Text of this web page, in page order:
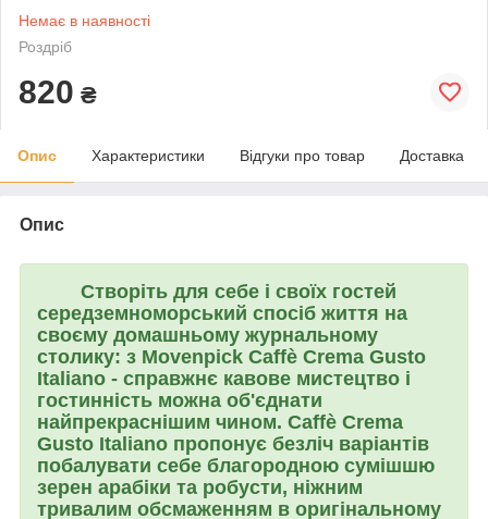
Немає в наявності
Роздріб
820 ₴
Опис Характеристики Відгуки про товар Доставка
Опис
Створіть для себе і своїх гостей
середземноморський спосіб життя на
своєму домашньому журнальному
столику: з Movenpick Caffè Crema Gusto
Italiano - справжнє кавове мистецтво і
гостинність можна об'єднати
найпрекраснішим чином. Caffè Crema
Gusto Italiano пропонує безліч варіантів
побалувати себе благородною сумішшю
зерен арабіки та робусти, ніжним
тривалим обсмаженням в ​​оригінальному